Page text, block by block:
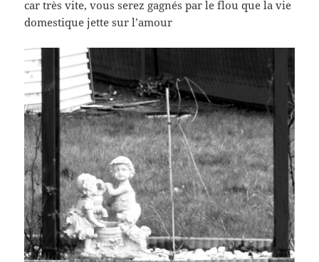
car très vite, vous serez gagnés par le flou que la vie
domestique jette sur l’amour